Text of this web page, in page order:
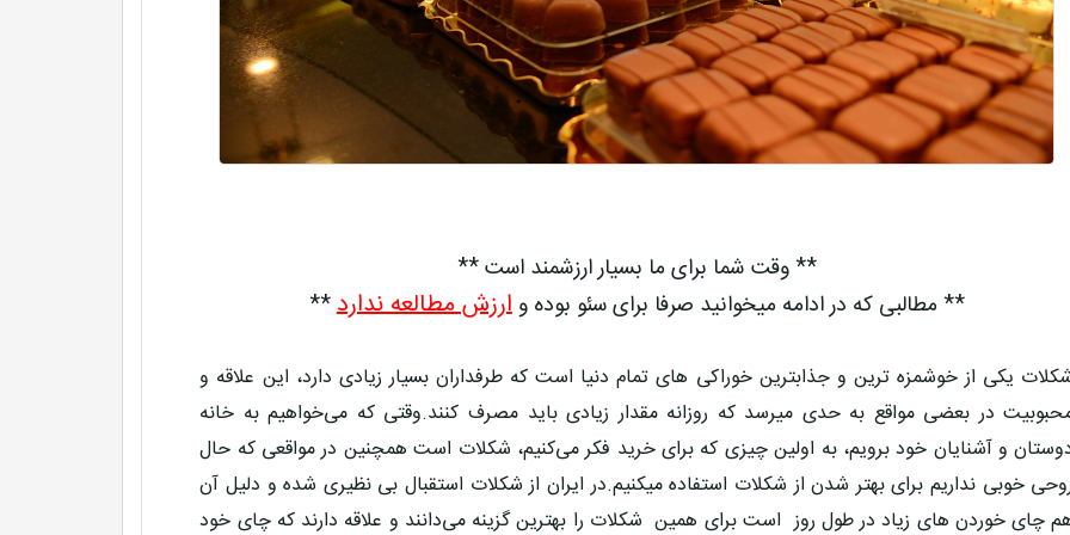
** وقت شما برای ما بسیار ارزشمند است **
** مطالبی که در ادامه میخوانید صرفا برای سئو بوده وارزش مطالعه ندارد**
یکی از خوشمزه ترین و جذابترین خوراکی های تمام دنیا است که طرفداران بسیار زیادی دارد، این علاقه و
در بعضی مواقع به حدی میرسد که روزانه مقدار زیادی باید مصرف کنند.وقتی که می‌خواهیم به خانه
و آشنایان خود برویم، به اولین چیزی که برای خرید فکر می‌کنیم، شکلات است همچنین در مواقعی که حال
خوبی نداریم برای بهتر شدن از شکلات استفاده میکنیم.در ایران از شکلات استقبال بی نظیری شده و دلیل آن
چای خوردن های زیاد در طول روز است برای همین شکلات را بهترین گزینه می‌دانند و علاقه دارند که چای خود